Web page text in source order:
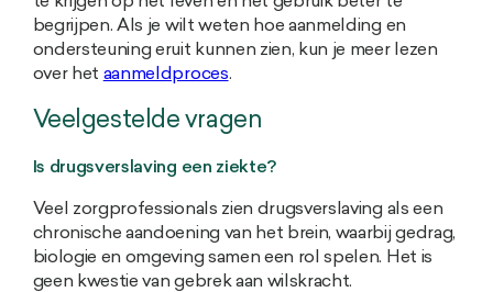
begrijpen. Als je wilt weten hoe aanmelding en
ondersteuning eruit kunnen zien, kun je meer lezen
over het aanmeldproces.
Veelgestelde vragen
Is drugsverslaving een ziekte?
Veel zorgprofessionals zien drugsverslaving als een
chronische aandoening van het brein, waarbij gedrag,
biologie en omgeving samen een rol spelen. Het is
geen kwestie van gebrek aan wilskracht.